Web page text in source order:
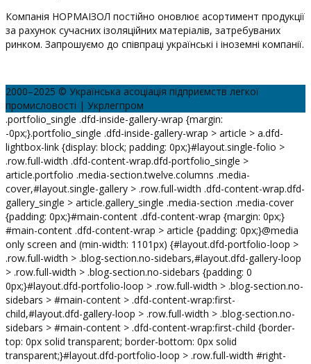
Компанія НОРМАІЗОЛ постійно оновлює асортимент продукції
за рахунок сучасних ізоляційних матеріалів, затребуваних
ринком. Запрошуємо до співпраці українські і іноземні компанії.
2000–2025 © Українська асоціація підприємств легкої
промисловості | Укрлегпром
.portfolio_single .dfd-inside-gallery-wrap {margin:
-0px;}.portfolio_single .dfd-inside-gallery-wrap > article > a.dfd-
lightbox-link {display: block; padding: 0px;}#layout.single-folio >
.row.full-width .dfd-content-wrap.dfd-portfolio_single >
article.portfolio .media-section.twelve.columns .media-
cover,#layout.single-gallery > .row.full-width .dfd-content-wrap.dfd-
gallery_single > article.gallery_single .media-section .media-cover
{padding: 0px;}#main-content .dfd-content-wrap {margin: 0px;}
#main-content .dfd-content-wrap > article {padding: 0px;}@media
only screen and (min-width: 1101px) {#layout.dfd-portfolio-loop >
.row.full-width > .blog-section.no-sidebars,#layout.dfd-gallery-loop
> .row.full-width > .blog-section.no-sidebars {padding: 0
0px;}#layout.dfd-portfolio-loop > .row.full-width > .blog-section.no-
sidebars > #main-content > .dfd-content-wrap:first-
child,#layout.dfd-gallery-loop > .row.full-width > .blog-section.no-
sidebars > #main-content > .dfd-content-wrap:first-child {border-
top: 0px solid transparent; border-bottom: 0px solid
transparent;}#layout.dfd-portfolio-loop > .row.full-width #right-